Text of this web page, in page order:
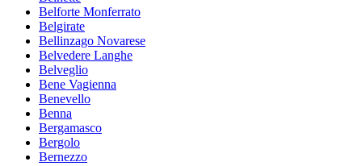
Belforte Monferrato
Belgirate
Bellinzago Novarese
Belvedere Langhe
Belveglio
Bene Vagienna
Benevello
Benna
Bergamasco
Bergolo
Bernezzo